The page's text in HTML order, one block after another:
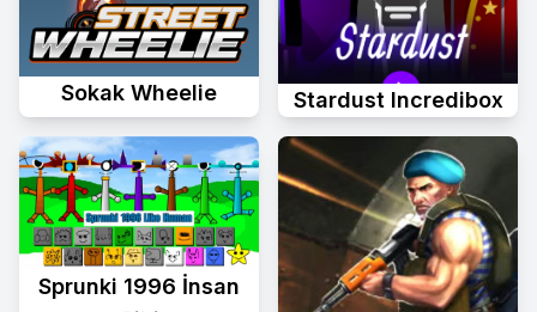
Sokak Wheelie Stardust Incredibox
Sprunki 1996 İnsan